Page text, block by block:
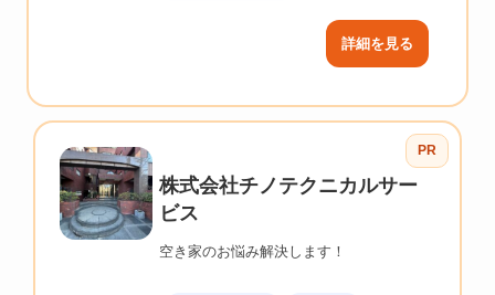
詳細を見る
PR
株式会社チノテクニカルサー
ビス
空き家のお悩み解決します！